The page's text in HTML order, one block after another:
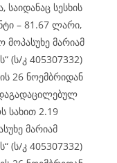
სესხის
– 81.67 ლარი,
მარიამ
(ს/კ 405307332)
26 ნოემბრიდან
სახით 2.19
მარიამ
(ს/კ 405307332)